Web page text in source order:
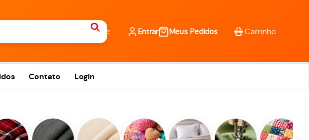
Entrar Meus Pedidos
Contato Login